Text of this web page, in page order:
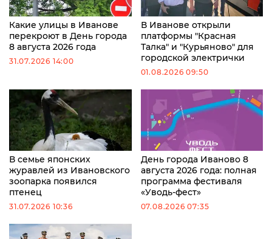
Какие улицы в Иванове
перекроют в День города
8 августа 2026 года
31.07.2026 14:00
В Иванове открыли
платформы "Красная
Талка" и "Курьяново" для
городской электрички
01.08.2026 09:50
В семье японских
журавлей из Ивановского
зоопарка появился
птенец
31.07.2026 10:36
День города Иваново 8
августа 2026 года: полная
программа фестиваля
«Уводь-фест»
07.08.2026 07:35